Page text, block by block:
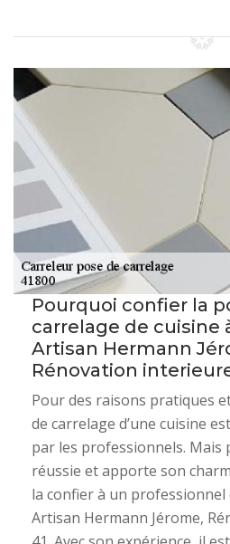
Pourquoi confier la
carrelage de cuisine
Artisan Hermann
Rénovation
Pour des raisons pratiques
de carrelage d’une cuisine
par les professionnels. Mais
réussie et apporte son
la confier à un
Artisan Hermann Jérome,